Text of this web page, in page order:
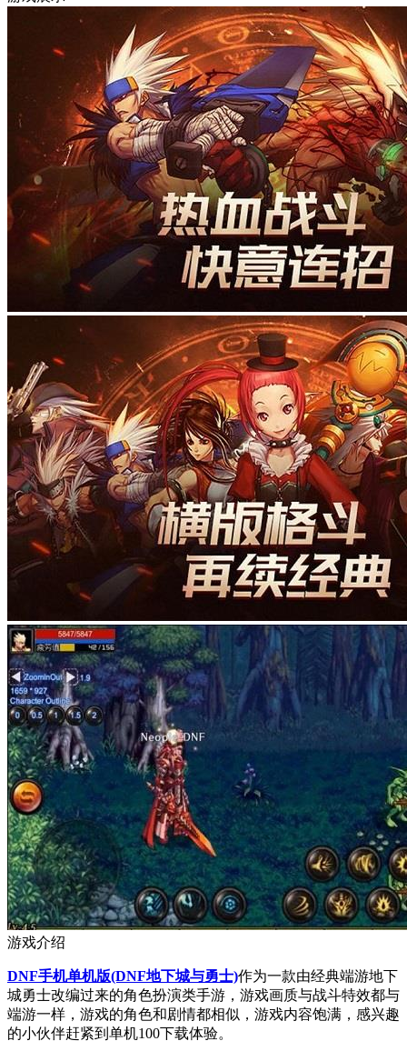
游戏介绍
DNF手机单机版(DNF地下城与勇士)作为一款由经典端游地下
城勇士改编过来的角色扮演类手游，游戏画质与战斗特效都与
端游一样，游戏的角色和剧情都相似，游戏内容饱满，感兴趣
的小伙伴赶紧到单机100下载体验。